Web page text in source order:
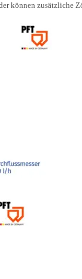
können zusätzliche